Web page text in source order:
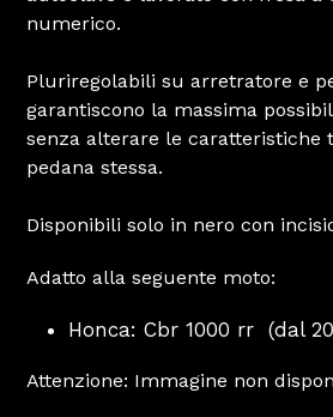
numerico.
Pluriregolabili su arretratore e
garantiscono la massima
senza alterare le caratteristiche
pedana stessa.
Disponibili solo in nero con
Adatto alla seguente moto:
Honca: Cbr 1000 rr (dal
Attenzione: Immagine non